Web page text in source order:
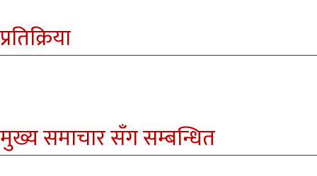
प्रतिक्रिया
मुख्य समाचार सँग सम्बन्धित